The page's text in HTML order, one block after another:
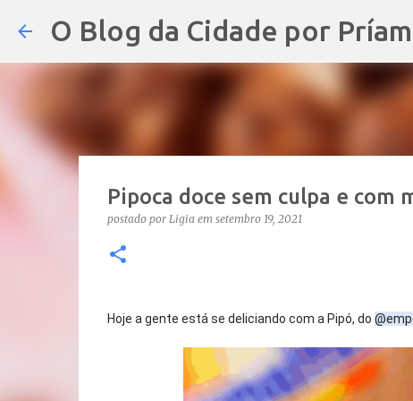
O Blog da Cidade por
Pipoca doce sem culpa e com
postado por Ligia em setembro 19, 2021
Hoje a gente está se deliciando com a Pipó, do